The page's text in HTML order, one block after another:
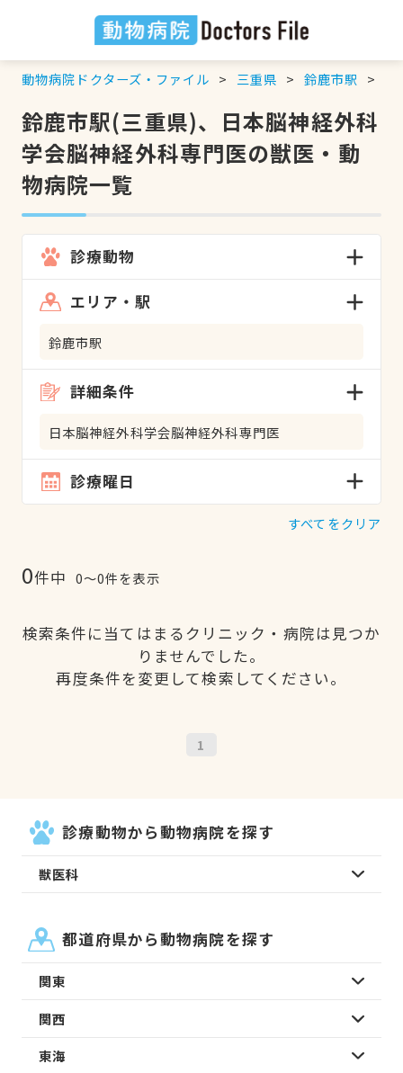
動物病院ドクターズ・ファイル 三重県 鈴鹿市駅
鈴鹿市駅(三重県)、日本脳神経外科
学会脳神経外科専門医の獣医・動
物病院一覧
診療動物
エリア・駅
鈴鹿市駅
詳細条件
日本脳神経外科学会脳神経外科専門医
診療曜日
すべてをクリア
0件中 0〜0件を表示
検索条件に当てはまるクリニック・病院は見つか
りませんでした。
再度条件を変更して検索してください。
1
診療動物から動物病院を探す
獣医科
都道府県から動物病院を探す
関東
関西
東海